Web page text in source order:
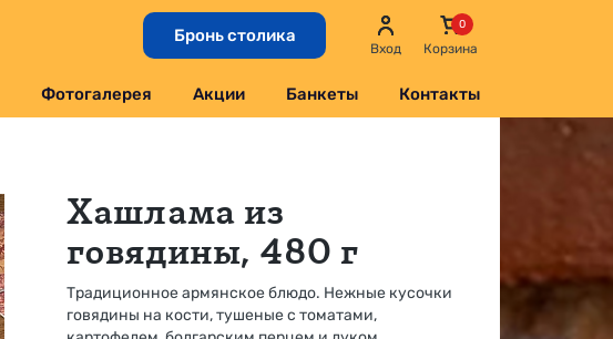
Бронь столика
Вход Корзина
Фотогалерея Акции Банкеты Контакты
Хашлама из
говядины, 480 г
Традиционное армянское блюдо. Нежные кусочки
говядины на кости, тушеные с томатами,